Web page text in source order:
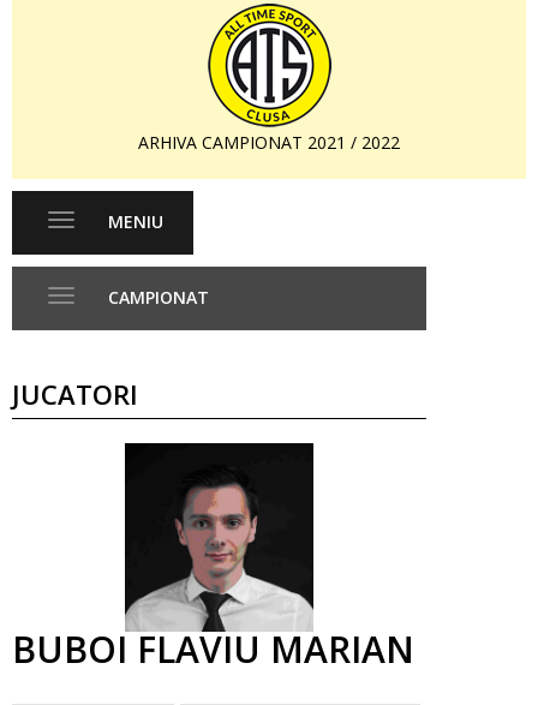
ARHIVA CAMPIONAT 2021 / 2022
Toggle
MENIU
CAMPIONAT
JUCATORI
BUBOI FLAVIU MARIAN